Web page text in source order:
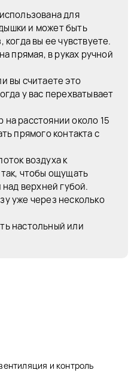
для
и может быть
когда вы ее чувствуете.
прямая, в руках ручной
вы считаете это
у вас перехватывает
расстоянии около 15
прямого контакта с
воздуха к
чтобы ощущать
над верхней губой.
уже через несколько
настольный или
и контроль